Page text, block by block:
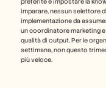
imparare, nessun selettore
implementazione da
un coordinatore marketing
qualità di output. Per le
settimana, non questo
più veloce.